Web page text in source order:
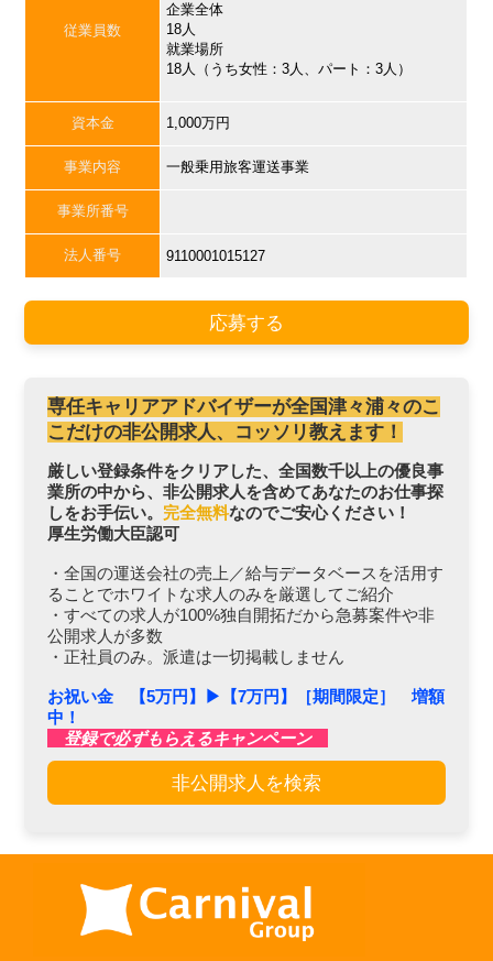
従業員数
企業全体
18人
就業場所
18人（うち女性：3人、パート：3人）
資本金 1,000万円
事業内容 一般乗用旅客運送事業
事業所番号
法人番号 9110001015127
応募する
専任キャリアアドバイザーが全国津々浦々のこ
こだけの非公開求人、コッソリ教えます！
厳しい登録条件をクリアした、全国数千以上の優良事
業所の中から、非公開求人を含めてあなたのお仕事探
しをお手伝い。 完全無料なのでご安心ください！
厚生労働大臣認可
・全国の運送会社の売上／給与データベースを活用す
ることでホワイトな求人のみを厳選してご紹介
・すべての求人が100%独自開拓だから急募案件や非
公開求人が多数
・正社員のみ。派遣は一切掲載しません
お祝い金 【5万円】▶︎【7万円】［期間限定］ 増額
中！
登録で必ずもらえるキャンペーン
非公開求人を検索